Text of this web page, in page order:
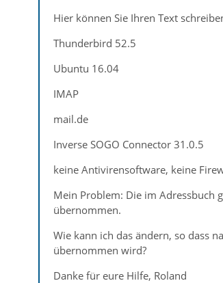
Hier können Sie Ihren Text
Thunderbird 52.5
Ubuntu 16.04
IMAP
mail.de
Inverse SOGO Connector 31.0.5
keine Antivirensoftware, keine
Mein Problem: Die im Adressbuch
übernommen.
Wie kann ich das ändern, so dass
übernommen wird?
Danke für eure Hilfe, Roland